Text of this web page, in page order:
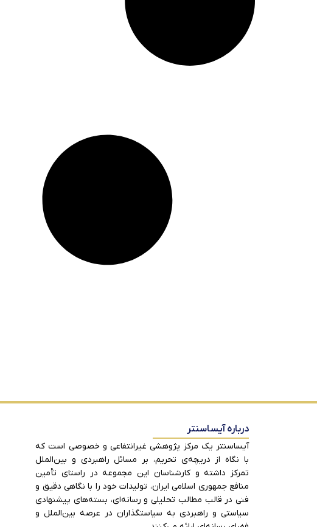
درباره آیساسنتر
آیساسنتر یک مرکز پژوهشی غیرانتفاعی و خصوصی است که
با نگاه از دریچه‌ی تحریم، بر مسائل راهبردی و بین‌الملل
تمرکز داشته و کارشناسان این مجموعه در راستای تأمین
منافع جمهوری اسلامی ایران، تولیدات خود را با نگاهی دقیق و
فنی در قالب مطالب تحلیلی و رسانه‌ای، بسته‌های پیشنهادی
سیاستی و راهبردی به سیاستگذاران در عرصه بین‌الملل و